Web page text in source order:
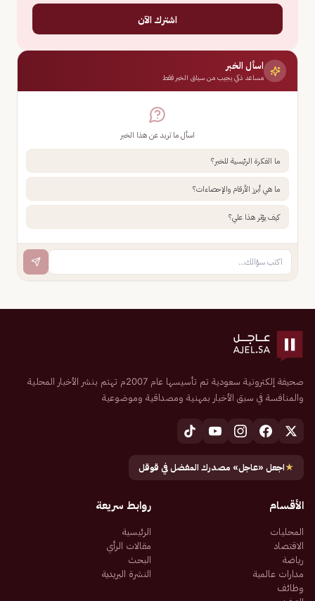
اشترك الآن
اسأل الخبر
مساعد ذكي يجيب من سياق الخبر فقط
اسأل ما تريد عن هذا الخبر
ما الفكرة الرئيسية للخبر؟
ما هي أبرز الأرقام والإحصاءات؟
كيف يؤثر هذا علي؟
صحيفة إلكترونية سعودية تم تأسيسها عام 2007م تهتم بنشر الأخبار المحلية
والمنافسة في سبق الأخبار بمهنية ومصداقية وموضوعية
★اجعل «عاجل» مصدرك المفضل في قوقل
الأقسام
المحليات
الاقتصاد
رياضة
مدارات عالمية
وظائف
روابط سريعة
الرئيسية
مقالات الرأي
البحث
النشرة البريدية